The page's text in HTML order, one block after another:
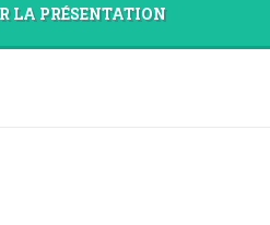
LA PRÉSENTATION